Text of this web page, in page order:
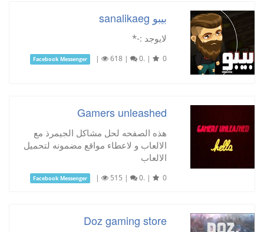
بيبو sanalikaeg
لايوجد :-*
Facebook Messenger | 618 | 0. | 0
Gamers unleashed
هذه الصفحه لحل مشاكل الجيمرذ مع
الالعاب و لاعطاء مواقع مضمونه لتحميل
الالعاب
Facebook Messenger | 515 | 0. | 0
Doz gaming store